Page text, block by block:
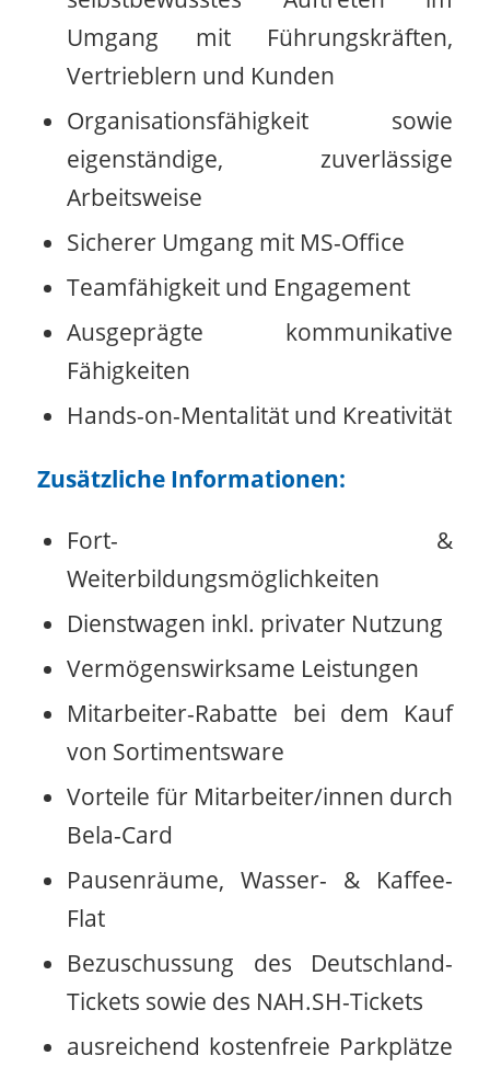
Umgang mit Führungskräften,
Vertrieblern und Kunden
Organisationsfähigkeit sowie
eigenständige, zuverlässige
Arbeitsweise
Sicherer Umgang mit MS-Office
Teamfähigkeit und Engagement
Ausgeprägte kommunikative
Fähigkeiten
Hands-on-Mentalität und Kreativität
Zusätzliche Informationen:
Fort- &
Weiterbildungsmöglichkeiten
Dienstwagen inkl. privater Nutzung
Vermögenswirksame Leistungen
Mitarbeiter-Rabatte bei dem Kauf
von Sortimentsware
Vorteile für Mitarbeiter/innen durch
Bela-Card
Pausenräume, Wasser- & Kaffee-
Flat
Bezuschussung des Deutschland-
Tickets sowie des NAH.SH-Tickets
ausreichend kostenfreie Parkplätze